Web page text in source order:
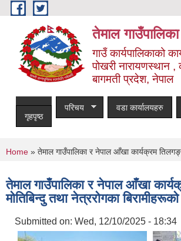
Skip to main content
तेमाल गाउँपालिका
गाउँ कार्यपालिकाको
पोखरी नारायणस्थान ,
बागमती प्रदेश, नेपाल
गृहपृष्ठ
परिचय वडा कार्यालयहरु
You are here
Home » तेमाल गाउँपालिका र नेपाल आँखा कार्यक्रम
तेमाल गाउँपालिका र नेपाल आँखा
मोतिबिन्दु तथा नेत्ररोगका
Submitted on: Wed, 12/10/2025 - 18:34